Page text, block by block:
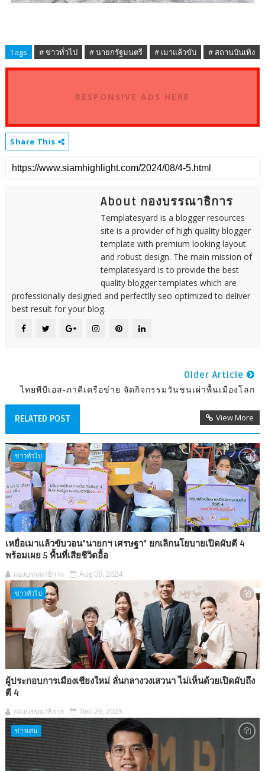
Tags # ข่าวทั่วไป # นายกรัฐมนตรี # เมาแล้วขับ # สถานบันเทิง
RESPONSIVE ADS HERE
Share This
About กองบรรณาธิการ
Templatesyard is a blogger resources
site is a provider of high quality blogger
template with premium looking layout
and robust design. The main mission of
templatesyard is to provide the best
quality blogger templates which are
professionally designed and perfectlly seo optimized to deliver
best result for your blog.
Older Article
ไทยพีบีเอส-ภาคีเครือข่าย จัดกิจกรรมวันชนเผ่าพื้นเมืองโลก
RELATED POST View More
ข่าวทั่วไป
เหยื่อเมาแล้วขับวอน"นายกฯ เศรษฐา" ยกเลิกนโยบายเปิดผับตี 4
พร้อมเผย 5 พื้นที่เสียชีวิตอื้อ
กองบรรณาธิการ Aug 09, 2024
ข่าวทั่วไป
ผู้ประกอบการเมืองเชียงใหม่ ลั่นกลางวงเสวนา ไม่เห็นด้วยเปิดผับถึง
ตี 4
กองบรรณาธิการ Dec 26, 2023
ข่าวเด่น